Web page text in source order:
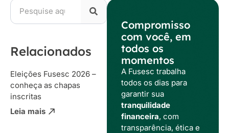
Relacionados
Eleições Fusesc 2026 –
conheça as chapas
inscritas
Leia mais
Compromisso
com você, em
todos os
momentos
A Fusesc trabalha
todos os dias para
garantir sua
tranquilidade
financeira, com
transparência, ética e